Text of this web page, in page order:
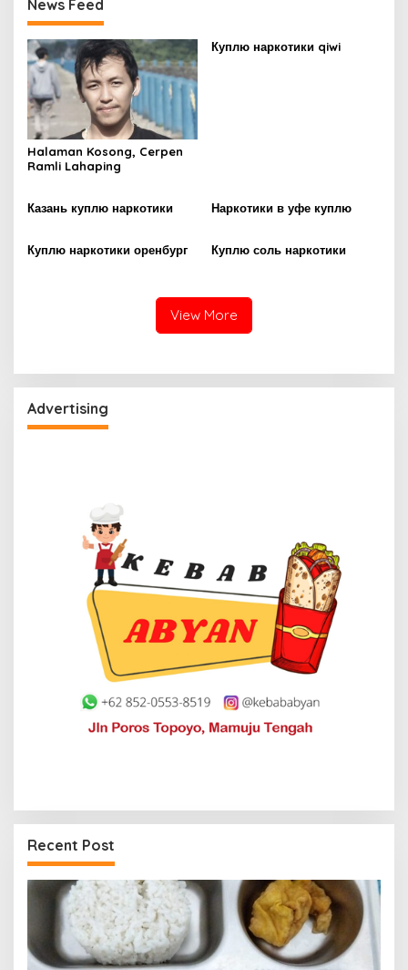
News Feed
Halaman Kosong, Cerpen
Ramli Lahaping
Куплю наркотики qiwi
Казань куплю наркотики Наркотики в уфе куплю
Куплю наркотики оренбург Куплю соль наркотики
View More
Advertising
Recent Post